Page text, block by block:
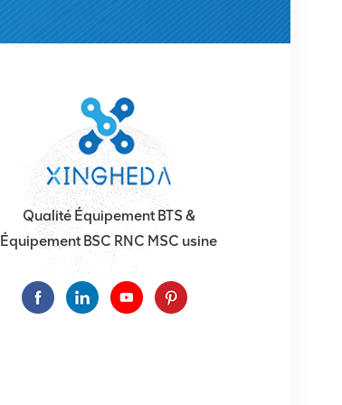
Qualité Équipement BTS &
Équipement BSC RNC MSC usine